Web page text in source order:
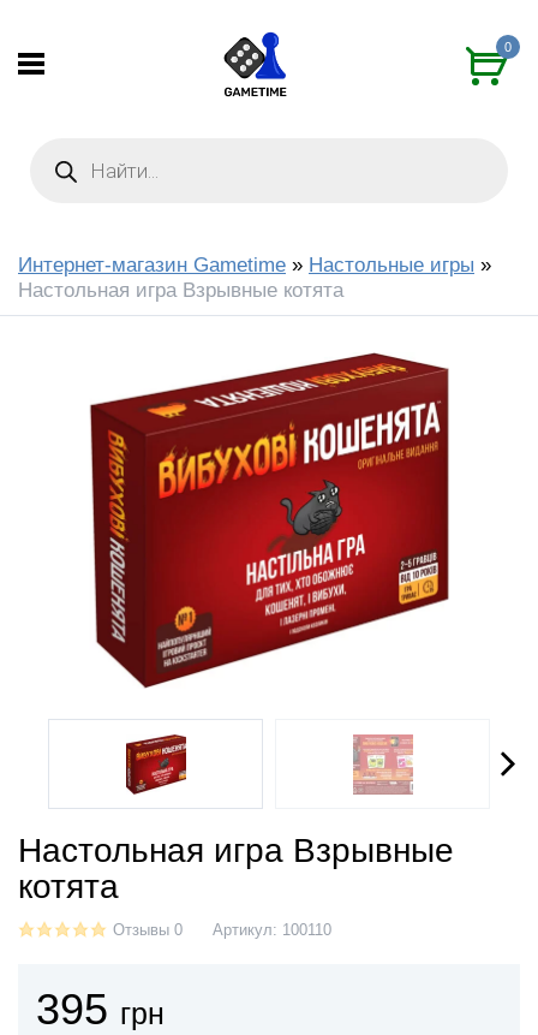
0
Интернет-магазин Gametime » Настольные игры »
Настольная игра Взрывные котята
Настольная игра Взрывные
котята
Отзывы 0 Артикул: 100110
395 грн